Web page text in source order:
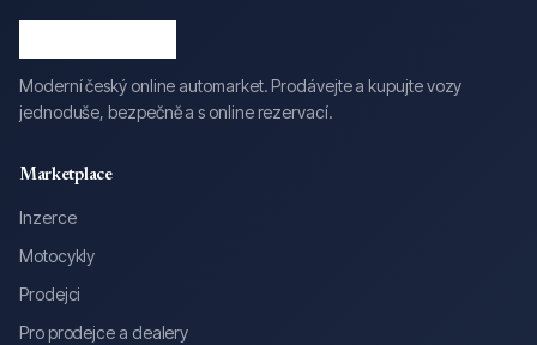
Moderní český online automarket. Prodávejte a kupujte vozy
jednoduše, bezpečně a s online rezervací.
Marketplace
Inzerce
Motocykly
Prodejci
Pro prodejce a dealery